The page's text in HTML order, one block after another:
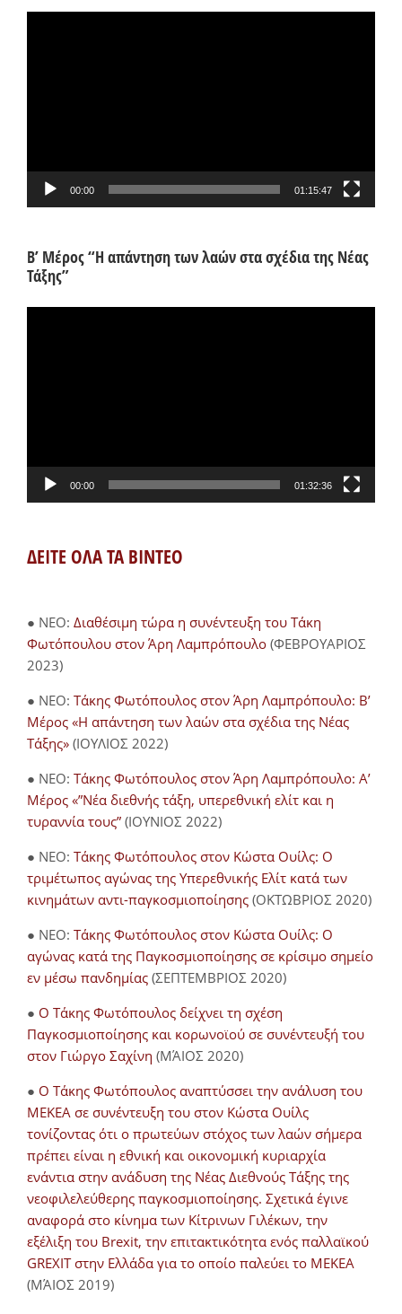
00:00 01:15:47
Β’ Μέρος “Η απάντηση των λαών στα σχέδια της Νέας
Τάξης”
00:00 01:32:36
ΔΕΙΤΕ ΟΛΑ ΤΑ ΒΙΝΤΕΟ
● NEO: Διαθέσιμη τώρα η συνέντευξη του Τάκη
Φωτόπουλου στον Άρη Λαμπρόπουλο (ΦΕΒΡΟΥΑΡΙΟΣ
2023)
● NEO: Τάκης Φωτόπουλος στον Άρη Λαμπρόπουλο: Β’
Μέρος «Η απάντηση των λαών στα σχέδια της Νέας
Τάξης» (ΙΟΥΛΙΟΣ 2022)
● NEO: Τάκης Φωτόπουλος στον Άρη Λαμπρόπουλο: Α’
Μέρος «”Νέα διεθνής τάξη, υπερεθνική ελίτ και η
τυραννία τους” (ΙΟΥΝΙΟΣ 2022)
● NEO: Τάκης Φωτόπουλος στον Κώστα Ουίλς: Ο
τριμέτωπος αγώνας της Υπερεθνικής Ελίτ κατά των
κινημάτων αντι-παγκοσμιοποίησης (ΟΚΤΩΒΡΙΟΣ 2020)
● NEO: Τάκης Φωτόπουλος στον Κώστα Ουίλς: Ο
αγώνας κατά της Παγκοσμιοποίησης σε κρίσιμο σημείο
εν μέσω πανδημίας (ΣΕΠΤΕΜΒΡΙΟΣ 2020)
● Ο Τάκης Φωτόπουλος δείχνει τη σχέση
Παγκοσμιοποίησης και κορωνοϊού σε συνέντευξή του
στον Γιώργο Σαχίνη (ΜΆΙΟΣ 2020)
● O Τάκης Φωτόπουλος αναπτύσσει την ανάλυση του
ΜΕΚΕΑ σε συνέντευξη του στον Κώστα Ουίλς
τονίζοντας ότι ο πρωτεύων στόχος των λαών σήμερα
πρέπει είναι η εθνική και οικονομική κυριαρχία
ενάντια στην ανάδυση της Νέας Διεθνούς Τάξης της
νεοφιλελεύθερης παγκοσμιοποίησης. Σχετικά έγινε
αναφορά στο κίνημα των Κίτρινων Γιλέκων, την
εξέλιξη του Brexit, την επιτακτικότητα ενός παλλαϊκού
GREXIT στην Ελλάδα για το οποίο παλεύει το ΜΕΚΕΑ
(ΜΆΙΟΣ 2019)